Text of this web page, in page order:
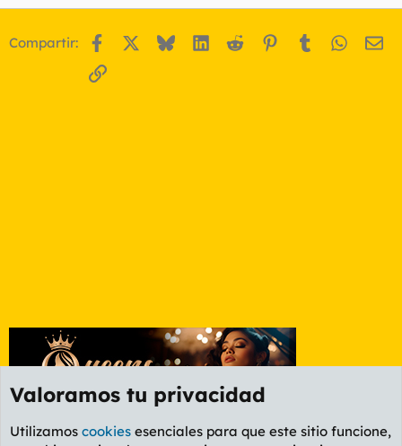
Compartir: Facebook BlueskyLinkedIn
Reddit Pinterest
Tumblr
Enlace
Valoramos tu privacidad
Utilizamos cookies esenciales para que este sitio funcione,